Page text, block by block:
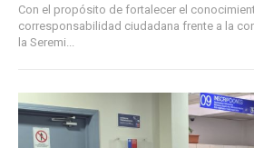
Con el propósito de fortalecer el
corresponsabilidad ciudadana frente a la
la Seremi...